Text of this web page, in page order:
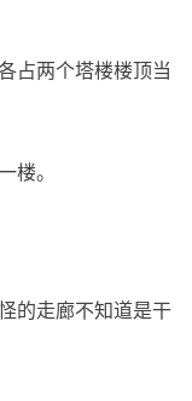
占两个塔楼楼顶当
楼。
的走廊不知道是干